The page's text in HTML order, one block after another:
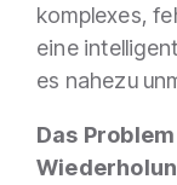
komplexes,
eine
es nahezu
Das